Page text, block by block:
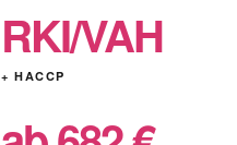
RKI/VAH
+ HACCP